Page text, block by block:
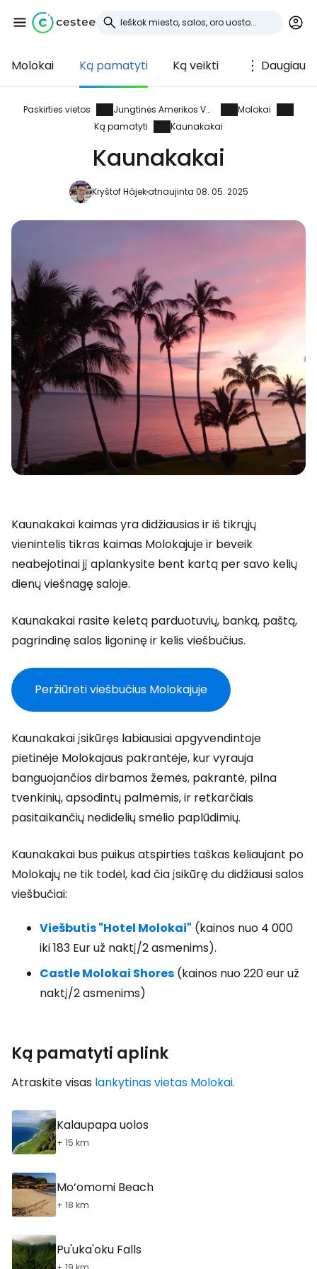
Molokai Ką pamatyti Ką veikti Daugiau
Paskirties vietos Jungtinės Amerikos Valstijos
Molokai
Ką pamatyti
Kaunakakai
Kaunakakai
Kryštof Hájekatnaujinta 08. 05. 2025
Kaunakakai kaimas yra didžiausias ir iš tikrųjų
vienintelis tikras kaimas Molokajuje ir beveik
neabejotinai jį aplankysite bent kartą per savo kelių
dienų viešnagę saloje.
Kaunakakai rasite keletą parduotuvių, banką, paštą,
pagrindinę salos ligoninę ir kelis viešbučius.
Peržiūrėti viešbučius Molokajuje
Kaunakakai įsikūręs labiausiai apgyvendintoje
pietinėje Molokajaus pakrantėje, kur vyrauja
banguojančios dirbamos žemės, pakrantė, pilna
tvenkinių, apsodintų palmėmis, ir retkarčiais
pasitaikančių nedidelių smėlio paplūdimių.
Kaunakakai bus puikus atspirties taškas keliaujant po
Molokajų ne tik todėl, kad čia įsikūrę du didžiausi salos
viešbučiai:
Viešbutis "Hotel Molokai" (kainos nuo 4 000
iki 183 Eur už naktį/2 asmenims).
Castle Molokai Shores (kainos nuo 220 eur už
naktį/2 asmenims)
Ką pamatyti aplink
Atraskite visas lankytinas vietas Molokai.
Kalaupapa uolos
+ 15 km
Mo‘omomi Beach
+ 18 km
Pu'uka'oku Falls
Prisijunkite prie
Cestee
... pasaulinė kelionių bendruomenė
Tęsti su Google
Tęsti el. paštu